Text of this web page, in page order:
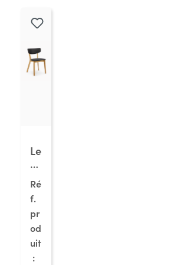
Le
a
1K
T,
ch
âs
si
s
ch
Ré
f.
pr
od
uit
: